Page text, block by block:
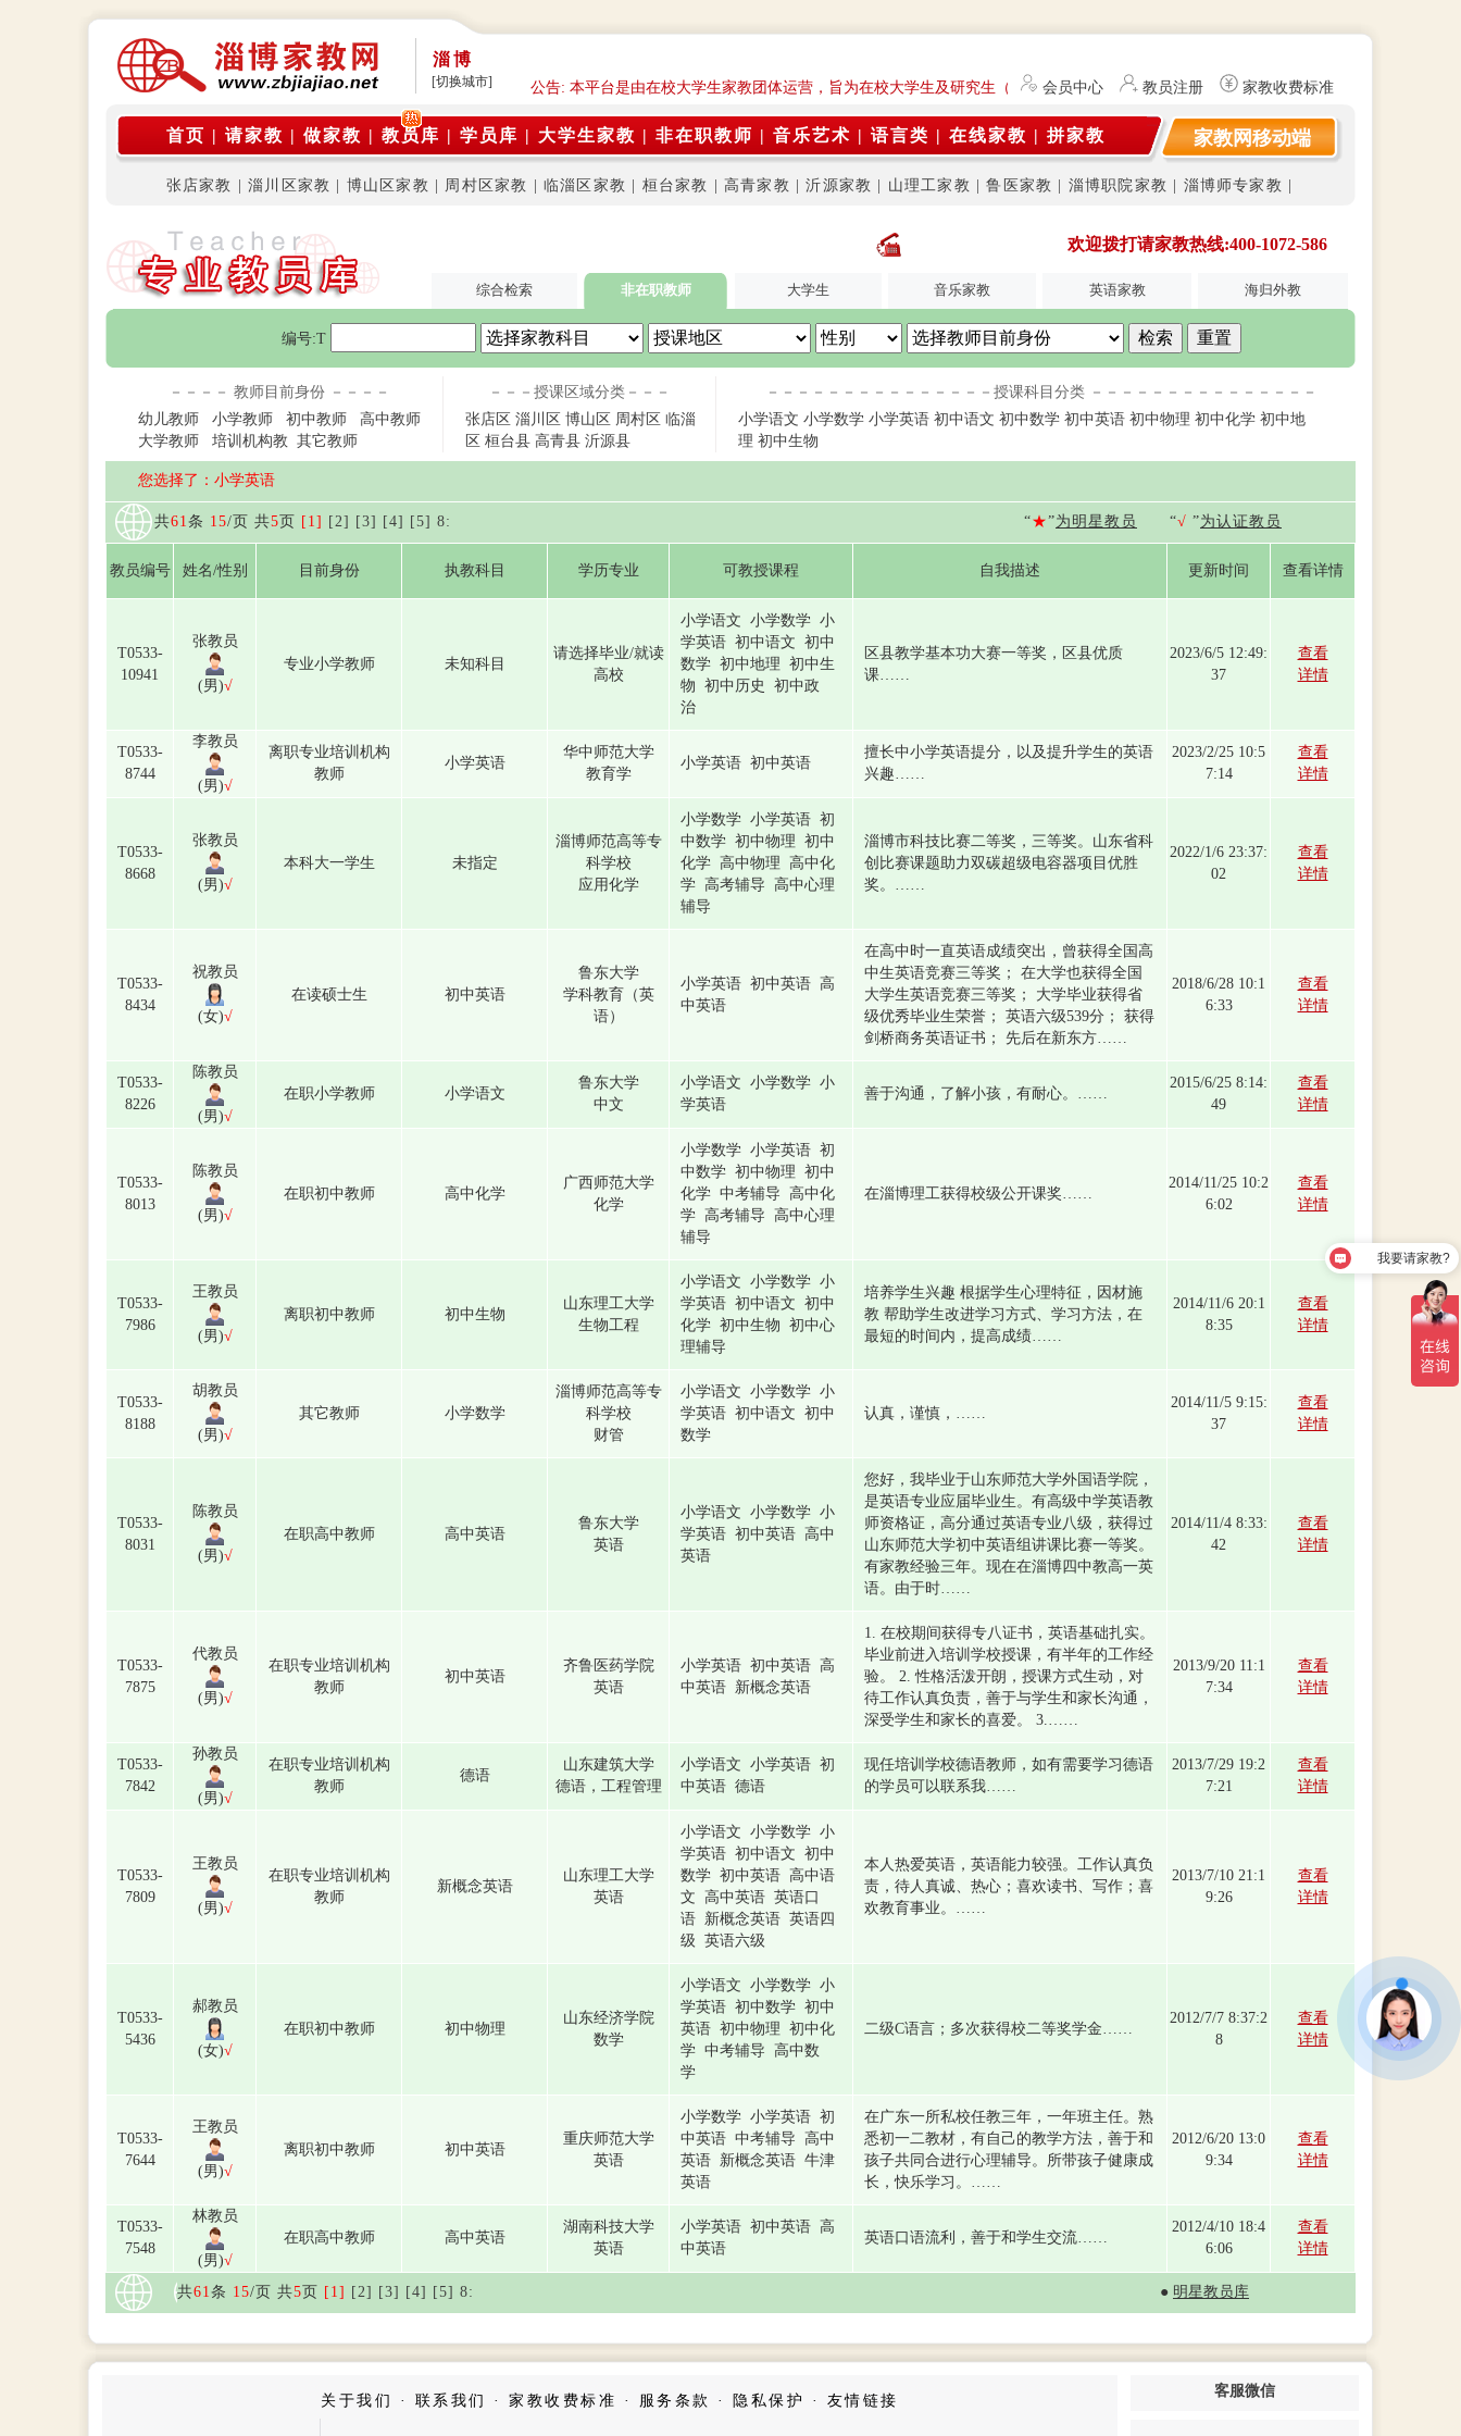
淄博
[切换城市] 公告: 本平台是由在校大学生家教团体运营，旨为在校大学生及研究生（持有教师资格证）提供勤工俭学、社会实践兼职信息的服务平台
会员中心 教员注册 家教收费标准
首页 | 请家教 | 做家教 | 教员库 | 学员库 | 大学生家教 | 非在职教师 | 音乐艺术 | 语言类 | 在线家教 | 拼家教 家教网移动端
张店家教 |淄川区家教 博山区家教 周村区家教 临淄区家教 桓台家教 高青家教 |沂源家教 山理工家教 |鲁医家教 淄博职院家教 淄博师专家教
欢迎拨打请家教热线:400-1072-586
综合检索 非在职教师 大学生 音乐家教 英语家教 海归外教
编号:T
－－－－ 教师目前身份 －－－－
幼儿教师
小学教师 初中教师
高中教师
大学教师
培训机构教 其它教师
－－－授课区域分类－－－
张店区 淄川区 博山区 周村区 临淄
区 桓台县 高青县 沂源县
－－－－－－－－－－－－－－－授课科目分类 －－－－－－－－－－－－－－－
小学语文 小学数学 小学英语 初中语文 初中数学 初中英语 初中物理 初中化学 初中地
理 初中生物
您选择了：小学英语
共61条 15/页 共5页 [1] [2] [3] [4] [5] 8: “★”为明星教员 “√ ”为认证教员
教员编号 姓名/性别 目前身份 执教科目 学历专业 可教授课程 自我描述 更新时间 查看详情
T0533-
10941
张教员
(男)√
专业小学教师 未知科目
请选择毕业/就读
高校
小学语文 小学数学 小
学英语 初中语文 初中
数学 初中地理 初中生
物 初中历史 初中政
治
区县教学基本功大赛一等奖，区县优质
课……
2023/6/5 12:49:
37
查看
详情
T0533-
8744
李教员
(男)√
离职专业培训机构
教师
小学英语
华中师范大学
教育学
小学英语 初中英语
擅长中小学英语提分，以及提升学生的英语
兴趣……
2023/2/25 10:5
7:14
查看
详情
T0533-
8668
张教员
(男)√
本科大一学生 未指定
淄博师范高等专
科学校
应用化学
小学数学 小学英语 初
中数学 初中物理 初中
化学 高中物理 高中化
学 高考辅导 高中心理
辅导
淄博市科技比赛二等奖，三等奖。山东省科
创比赛课题助力双碳超级电容器项目优胜
奖。……
2022/1/6 23:37:
02
查看
详情
T0533-
8434
祝教员
(女)√
在读硕士生 初中英语
鲁东大学
学科教育（英
语）
小学英语 初中英语 高
中英语
在高中时一直英语成绩突出，曾获得全国高
中生英语竞赛三等奖； 在大学也获得全国
大学生英语竞赛三等奖； 大学毕业获得省
级优秀毕业生荣誉； 英语六级539分； 获得
剑桥商务英语证书； 先后在新东方……
2018/6/28 10:1
6:33
查看
详情
T0533-
8226
陈教员
(男)√
在职小学教师 小学语文
鲁东大学
中文
小学语文 小学数学 小
学英语
善于沟通，了解小孩，有耐心。……
2015/6/25 8:14:
49
查看
详情
T0533-
8013
陈教员
(男)√
在职初中教师 高中化学
广西师范大学
化学
小学数学 小学英语 初
中数学 初中物理 初中
化学 中考辅导 高中化
学 高考辅导 高中心理
辅导
在淄博理工获得校级公开课奖……
2014/11/25 10:2
6:02
查看
详情
T0533-
7986
王教员
(男)√
离职初中教师 初中生物
山东理工大学
生物工程
小学语文 小学数学 小
学英语 初中语文 初中
化学 初中生物 初中心
理辅导
培养学生兴趣 根据学生心理特征，因材施
教 帮助学生改进学习方式、学习方法，在
最短的时间内，提高成绩……
2014/11/6 20:1
8:35
查看
详情
T0533-
8188
胡教员
(男)√
其它教师 小学数学
淄博师范高等专
科学校
财管
小学语文 小学数学 小
学英语 初中语文 初中
数学
认真，谨慎，……
2014/11/5 9:15:
37
查看
详情
T0533-
8031
陈教员
(男)√
在职高中教师 高中英语
鲁东大学
英语
小学语文 小学数学 小
学英语 初中英语 高中
英语
您好，我毕业于山东师范大学外国语学院，
是英语专业应届毕业生。有高级中学英语教
师资格证，高分通过英语专业八级，获得过
山东师范大学初中英语组讲课比赛一等奖。
有家教经验三年。现在在淄博四中教高一英
语。由于时……
2014/11/4 8:33:
42
查看
详情
T0533-
7875
代教员
(男)√
在职专业培训机构
教师
初中英语
齐鲁医药学院
英语
小学英语 初中英语 高
中英语 新概念英语
1. 在校期间获得专八证书，英语基础扎实。
毕业前进入培训学校授课，有半年的工作经
验。 2. 性格活泼开朗，授课方式生动，对
待工作认真负责，善于与学生和家长沟通，
深受学生和家长的喜爱。 3.……
2013/9/20 11:1
7:34
查看
详情
T0533-
7842
孙教员
(男)√
在职专业培训机构
教师
德语
山东建筑大学
德语，工程管理
小学语文 小学英语 初
中英语 德语
现任培训学校德语教师，如有需要学习德语
的学员可以联系我……
2013/7/29 19:2
7:21
查看
详情
T0533-
7809
王教员
(男)√
在职专业培训机构
教师
新概念英语
山东理工大学
英语
小学语文 小学数学 小
学英语 初中语文 初中
数学 初中英语 高中语
文 高中英语 英语口
语 新概念英语 英语四
级 英语六级
本人热爱英语，英语能力较强。工作认真负
责，待人真诚、热心；喜欢读书、写作；喜
欢教育事业。……
2013/7/10 21:1
9:26
查看
详情
T0533-
5436
郝教员
(女)√
在职初中教师 初中物理
山东经济学院
数学
小学语文 小学数学 小
学英语 初中数学 初中
英语 初中物理 初中化
学 中考辅导 高中数
学
二级C语言；多次获得校二等奖学金……
2012/7/7 8:37:2
8
查看
详情
T0533-
7644
王教员
(男)√
离职初中教师 初中英语
重庆师范大学
英语
小学数学 小学英语 初
中英语 中考辅导 高中
英语 新概念英语 牛津
英语
在广东一所私校任教三年，一年班主任。熟
悉初一二教材，有自己的教学方法，善于和
孩子共同合进行心理辅导。所带孩子健康成
长，快乐学习。……
2012/6/20 13:0
9:34
查看
详情
T0533-
7548
林教员
(男)√
在职高中教师 高中英语
湖南科技大学
英语
小学英语 初中英语 高
中英语
英语口语流利，善于和学生交流……
2012/4/10 18:4
6:06
查看
详情
共61条 15/页 共5页 [1] [2] [3] [4] [5] 8: ● 明星教员库
关于我们 · 联系我们 ·家教收费标准 · 服务条款 · 隐私保护 · 友情链接
客服微信
我要请家教?